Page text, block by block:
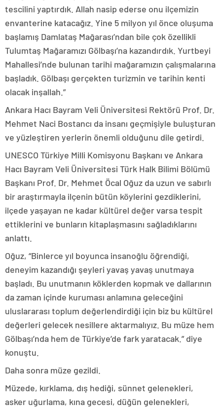
tescilini yaptırdık. Allah nasip ederse onu ilçemizin
envanterine katacağız. Yine 5 milyon yıl önce oluşuma
başlamış Damlataş Mağarası’ndan bile çok özellikli
Tulumtaş Mağaramızı Gölbaşı’na kazandırdık. Yurtbeyi
Mahallesi’nde bulunan tarihi mağaramızın çalışmalarına
başladık. Gölbaşı gerçekten turizmin ve tarihin kenti
olacak inşallah.”
Ankara Hacı Bayram Veli Üniversitesi Rektörü Prof. Dr.
Mehmet Naci Bostancı da insanı geçmişiyle buluşturan
ve yüzleştiren yerlerin önemli olduğunu dile getirdi.
UNESCO Türkiye Milli Komisyonu Başkanı ve Ankara
Hacı Bayram Veli Üniversitesi Türk Halk Bilimi Bölümü
Başkanı Prof. Dr. Mehmet Öcal Oğuz da uzun ve sabırlı
bir araştırmayla ilçenin bütün köylerini gezdiklerini,
ilçede yaşayan ne kadar kültürel değer varsa tespit
ettiklerini ve bunların kitaplaşmasını sağladıklarını
anlattı.
Oğuz, “Binlerce yıl boyunca insanoğlu öğrendiği,
deneyim kazandığı şeyleri yavaş yavaş unutmaya
başladı. Bu unutmanın köklerden kopmak ve dallarının
da zaman içinde kuruması anlamına geleceğini
uluslararası toplum değerlendirdiği için biz bu kültürel
değerleri gelecek nesillere aktarmalıyız. Bu müze hem
Gölbaşı’nda hem de Türkiye’de fark yaratacak.” diye
konuştu.
Daha sonra müze gezildi.
Müzede, kırklama, dış hediği, sünnet gelenekleri,
asker uğurlama, kına gecesi, düğün gelenekleri,